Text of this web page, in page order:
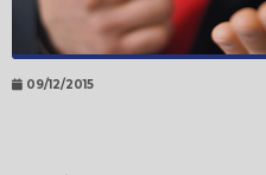
09/12/2015